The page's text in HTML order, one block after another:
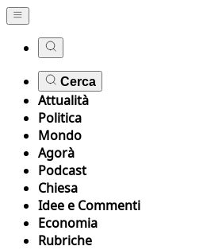
Cerca
Attualità
Politica
Mondo
Agorà
Podcast
Chiesa
Idee e Commenti
Economia
Rubriche